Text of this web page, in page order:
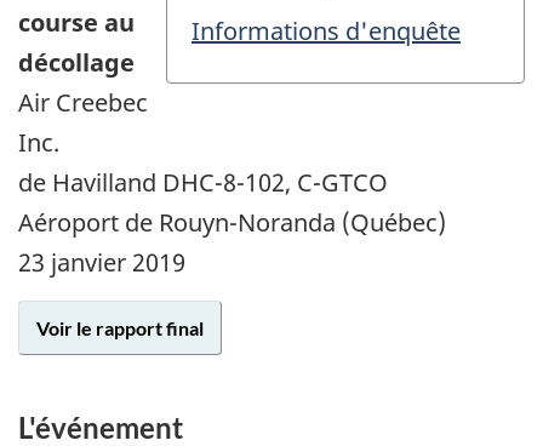
Informations d'enquête
course au
décollage
Air Creebec
Inc.
de Havilland DHC-8-102, C-GTCO
Aéroport de Rouyn-Noranda (Québec)
23 janvier 2019
Voir le rapport final
L'événement